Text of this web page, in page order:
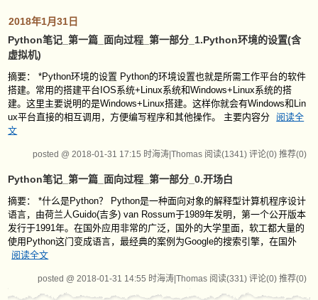
2018年1月31日
Python笔记_第一篇_面向过程_第一部分_1.Python环境的设置(含
虚拟机)
摘要： *Python环境的设置 Python的环境设置也就是所需工作平台的软件
搭建。常用的搭建平台IOS系统+Linux系统和Windows+Linux系统的搭
建。这里主要说明的是Windows+Linux搭建。这样你就会有Windows和Lin
ux平台直接的相互调用，方便编写程序和其他操作。 主要内容分
阅读全
文
posted @ 2018-01-31 17:15 时海涛|Thomas 阅读(1341) 评论(0) 推荐(0)
Python笔记_第一篇_面向过程_第一部分_0.开场白
摘要： *什么是Python？ Python是一种面向对象的解释型计算机程序设计
语言，由荷兰人Guido(吉多) van Rossum于1989年发明，第一个公开版本
发行于1991年。在国外应用非常的广泛，国外的大学里面，软工都大量的
使用Python这门变成语言，最经典的案例为Google的搜索引擎，在国外
阅读全文
posted @ 2018-01-31 14:55 时海涛|Thomas 阅读(331) 评论(0) 推荐(0)